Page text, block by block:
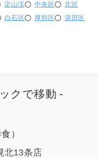
定山渓 中央区
北区
白石区 厚別区
清田区
クで移動 -
）
北13条店